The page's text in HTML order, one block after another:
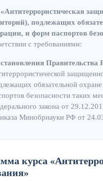
«Антитеррористическая
подлежащих
и форм паспортов
с требованиями:
Правительства
обязательной
безопасности таких
закона от
Минобрнауки РФ от
курса